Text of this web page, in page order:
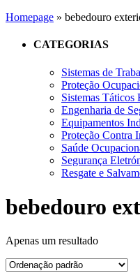
Homepage » bebedouro
CATEGORIAS
Sistemas de
Proteção
Sistemas Táticos
Engenharia de
Equipamentos
Proteção Contra
Saúde
Segurança
Resgate e
bebedouro
Apenas um resultado